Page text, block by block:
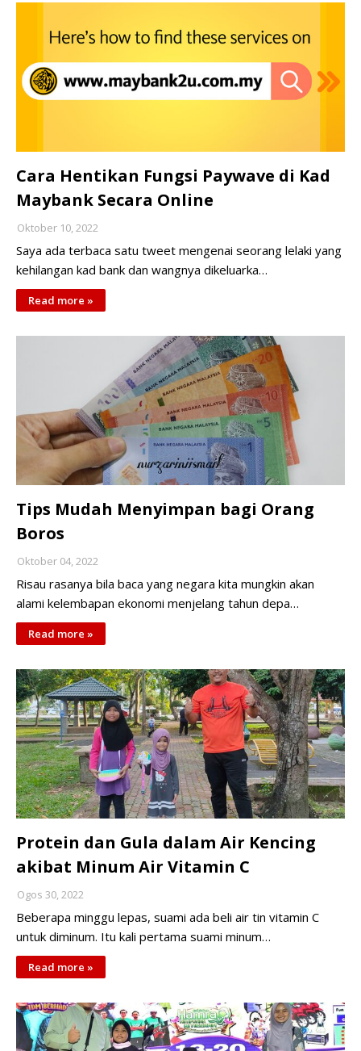
Cara Hentikan Fungsi Paywave di Kad
Maybank Secara Online
Oktober 10, 2022
Saya ada terbaca satu tweet mengenai seorang lelaki yang
kehilangan kad bank dan wangnya dikeluarka…
Read more »
Tips Mudah Menyimpan bagi Orang
Boros
Oktober 04, 2022
Risau rasanya bila baca yang negara kita mungkin akan
alami kelembapan ekonomi menjelang tahun depa…
Read more »
Protein dan Gula dalam Air Kencing
akibat Minum Air Vitamin C
Ogos 30, 2022
Beberapa minggu lepas, suami ada beli air tin vitamin C
untuk diminum. Itu kali pertama suami minum…
Read more »